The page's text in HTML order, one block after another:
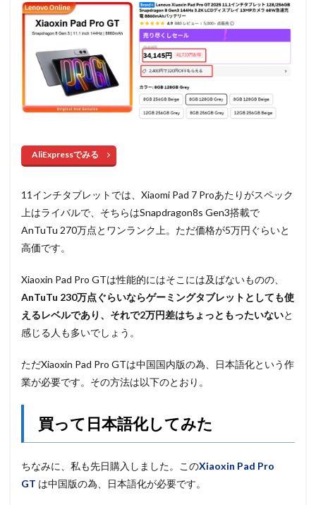
AliExpressでみる
11インチタブレットでは、Xiaomi Pad 7 Proあたりがスペック
上はライバルで、そちらはSnapdragon8s Gen3搭載で
AnTuTu 270万点とワンランク上。ただ価格が5万円ぐらいと
高価です。
Xiaoxin Pad Pro GTは性能的にはそこには及ばないものの、
AnTuTu 230万点ぐらいならゲーミングタブレットとしても使
えるレベルであり、それで2万円差はちょっともったいないと
感じる人も多いでしょう。
ただXiaoxin Pad Pro GTは中国国内版の為、日本語化という作
業が必要です。その方法は以下のとおり。
買って日本語化してみた
ちなみに、私も先日購入しました。このXiaoxin Pad Pro
GT は中国版の為、日本語化が必要です。